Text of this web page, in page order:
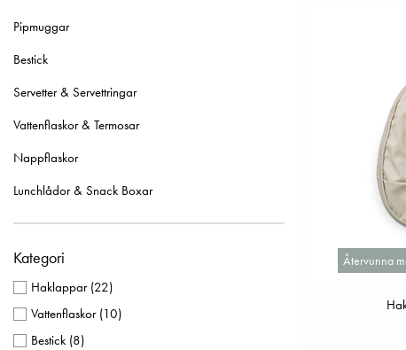
Pipmuggar
Bestick
Servetter & Servettringar
Vattenflaskor & Termosar
Nappflaskor
Lunchlådor & Snack Boxar
Kategori
Haklappar(22)
Vattenflaskor(10)
Bestick (8)
Återvunna